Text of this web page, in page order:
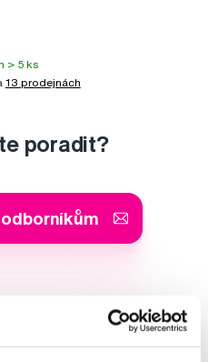
> 5 ks
13 prodejnách
poradit?